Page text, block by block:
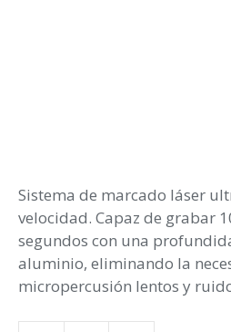
Sistema de marcado láser
velocidad. Capaz de grabar
segundos con una
aluminio, eliminando la
micropercusión lentos y